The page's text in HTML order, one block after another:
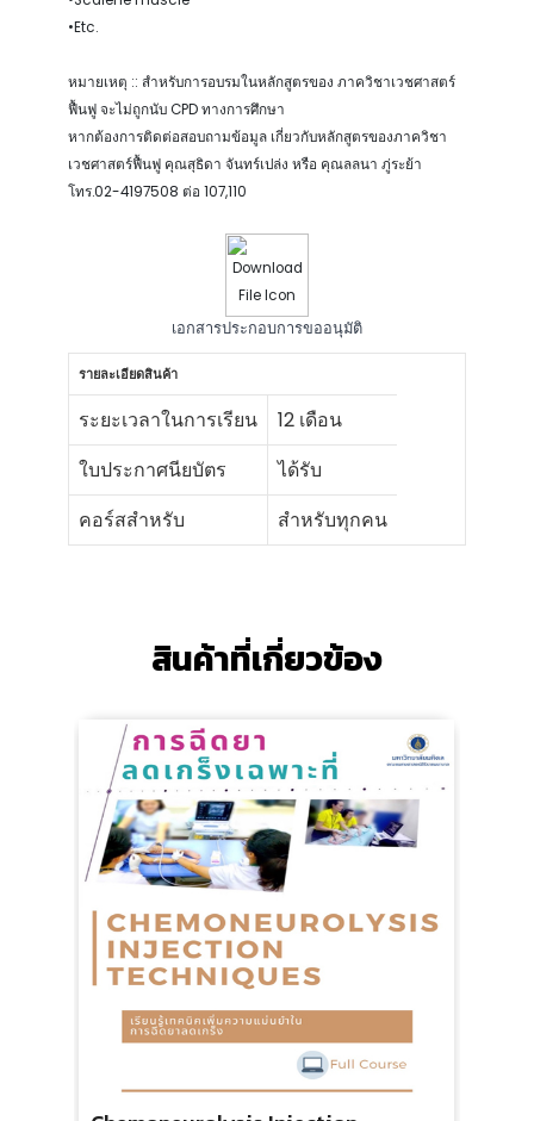
•Etc.
หมายเหตุ :: สำหรับการอบรมในหลักสูตรของ ภาควิชาเวชศาสตร์
ฟื้นฟู จะไม่ถูกนับ CPD ทางการศึกษา
หากต้องการติดต่อสอบถามข้อมูล เกี่ยวกับหลักสูตรของภาควิชา
เวชศาสตร์ฟื้นฟู คุณสุธิดา จันทร์เปล่ง หรือ คุณลลนา ภู่ระย้า
โทร.02-4197508 ต่อ 107,110
เอกสารประกอบการขออนุมัติ
รายละเอียดสินค้า
ระยะเวลาในการเรียน
12 เดือน
ใบประกาศนียบัตร
ได้รับ
คอร์สสำหรับ
สำหรับทุกคน
สินค้าที่เกี่ยวข้อง